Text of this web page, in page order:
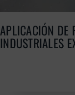
APLICACIÓN DE
INDUSTRIALES